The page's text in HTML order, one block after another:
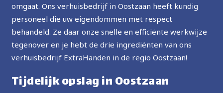
omgaat. Ons verhuisbedrijf in Oostzaan heeft kundig
personeel die uw eigendommen met respect
behandeld. Ze daar onze snelle en efficiënte werkwijze
tegenover en je hebt de drie ingrediënten van ons
verhuisbedrijf ExtraHanden in de regio Oostzaan!
Tijdelijk opslag in Oostzaan